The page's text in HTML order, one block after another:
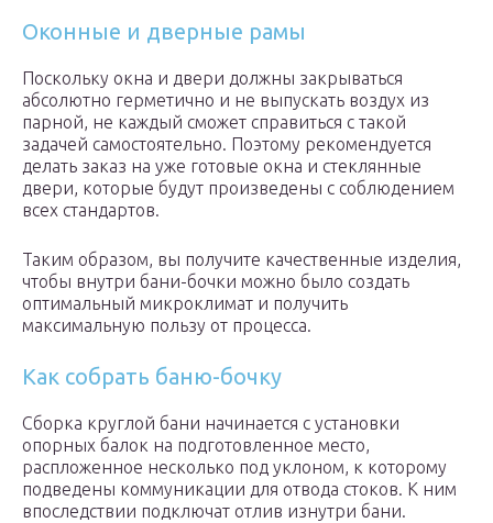
Оконные и дверные рамы
Поскольку окна и двери должны закрываться
абсолютно герметично и не выпускать воздух из
парной, не каждый сможет справиться с такой
задачей самостоятельно. Поэтому рекомендуется
делать заказ на уже готовые окна и стеклянные
двери, которые будут произведены с соблюдением
всех стандартов.
Таким образом, вы получите качественные изделия,
чтобы внутри бани-бочки можно было создать
оптимальный микроклимат и получить
максимальную пользу от процесса.
Как собрать баню-бочку
Сборка круглой бани начинается с установки
опорных балок на подготовленное место,
распложенное несколько под уклоном, к которому
подведены коммуникации для отвода стоков. К ним
впоследствии подключат отлив изнутри бани.